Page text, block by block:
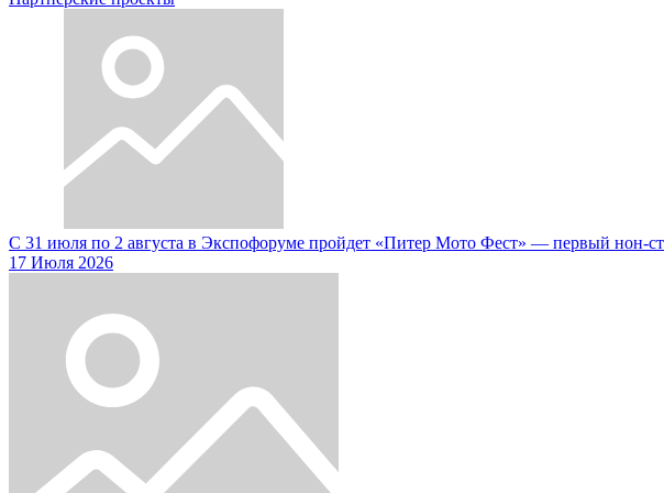
С 31 июля по 2 августа в Экспофоруме пройдет «Питер Мото Фест» — первый нон-
17 Июля 2026